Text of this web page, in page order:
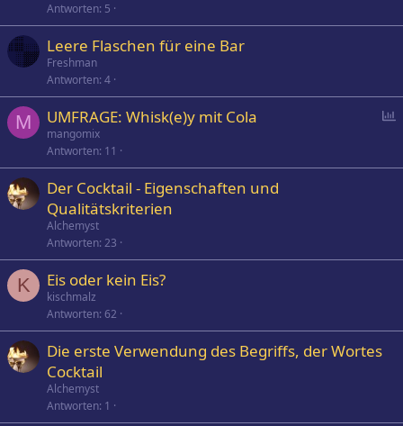
Antworten 5
Leere Flaschen für eine Bar
Freshman
Antworten 4
M
l
UMFRAGE: Whisk(e)y mit Cola
mangomix
Antworten 11
Der Cocktail - Eigenschaften und
Qualitätskriterien
Alchemyst
Antworten 23
K Eis oder kein Eis?
kischmalz
Antworten 62
Die erste Verwendung des Begriffs, der Wortes
Cocktail
Alchemyst
Antworten 1